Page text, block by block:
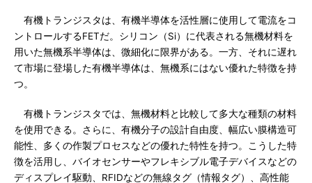
有機トランジスタは、有機半導体を活性層に使用して電流をコ
ントロールするFETだ。シリコン（Si）に代表される無機材料を
用いた無機系半導体は、微細化に限界がある。一方、それに遅れ
て市場に登場した有機半導体は、無機系にはない優れた特徴を持
つ。
有機トランジスタでは、無機材料と比較して多大な種類の材料
を使用できる。さらに、有機分子の設計自由度、幅広い膜構造可
能性、多くの作製プロセスなどの優れた特性を持つ。こうした特
徴を活用し、バイオセンサーやフレキシブル電子デバイスなどの
ディスプレイ駆動、RFIDなどの無線タグ（情報タグ）、高性能